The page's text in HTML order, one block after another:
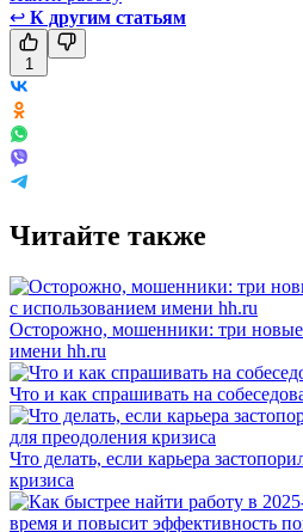
↩ К другим статьям
1
Читайте также
Осторожно, мошенники: три
имени hh.ru
Что и как спрашивать на
Что делать, если карьера
кризиса